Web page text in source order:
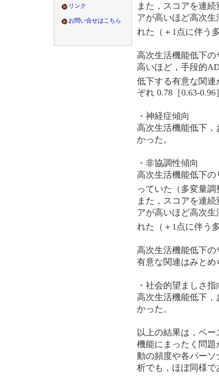
リンク
お問い合せはこちら
また，スコアを連
アが高いほど高次
れた（＋1点に伴う
高次生活機能低下
高いほど，手段的
低下する有意な関
ぞれ 0.78［0.63-
・神経症傾向
高次生活機能低下
かった。
・非協調性傾向
高次生活機能低下
っていた（多変量調
また，スコアを連
アが高いほど高次
れた（＋1点に伴う
高次生活機能低下
有意な関連はみと
・社会的望ましさ指
高次生活機能低下
かった。
以上の結果は，ベ
機能にまったく問
動の頻度や各パー
析でも，ほぼ同様で